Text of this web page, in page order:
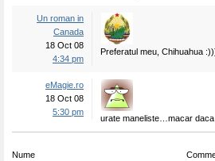
Un roman in
Canada
18 Oct 08
4:34 pm
Preferatul meu, Chihuahua
eMagie.ro
18 Oct 08
5:30 pm
urate maneliste…macar
Nume